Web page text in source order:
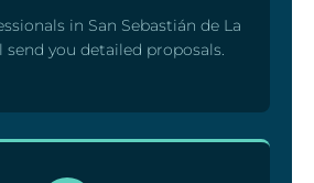
in San Sebastián de La
send you detailed proposals.